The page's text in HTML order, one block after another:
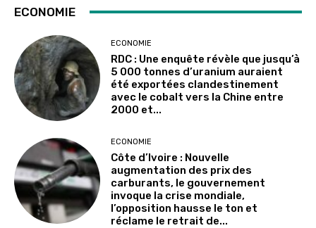
ECONOMIE
ECONOMIE
RDC : Une enquête révèle que jusqu’à
5 000 tonnes d’uranium auraient
été exportées clandestinement
avec le cobalt vers la Chine entre
2000 et...
ECONOMIE
Côte d’Ivoire : Nouvelle
augmentation des prix des
carburants, le gouvernement
invoque la crise mondiale,
l’opposition hausse le ton et
réclame le retrait de...